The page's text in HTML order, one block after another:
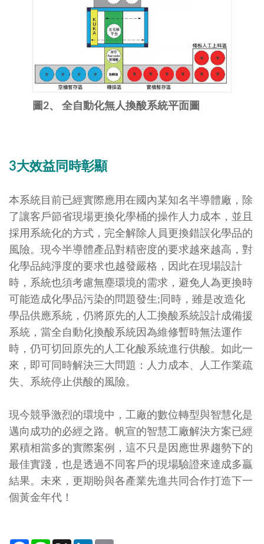
圖2、 全自動化無人換酸系統平面圖
3大效益同時彰顯
本系統目前已經實際應用在國內某知名半導體廠，除
了讓客戶節省現場更換化學桶的操作人力成本，並且
採用系統化的方式，完全解除人員更換錯誤化學品的
風險。現今半導體產品對精密度的要求越來越高，對
化學品純淨度的要求也越發嚴格，因此在現場設計
時，系統也須考慮無塵環境的需求，避免人為更換時
可能造成化學品污染的問題發生;同時，雖是改造化
學品供應系統，仍將原先的人工換酸系統設計成備援
系統，當全自動化換酸系統因為維修暫時無法運作
時，仍可切回原先的人工化酸系統進行供酸。如此一
來，即可同時解決三大問題：人力成本、人工作業疏
失、系統停止供酸的風險。
現今競爭激烈的環境中，工廠的數位轉型與智慧化是
邁向成功的必經之路。帆宣的智慧工廠解決方案已經
累積相當多的實際案例，這不只是因應世界趨勢下的
最佳實踐，也是透過不同客戶的現場驗證來達成多贏
結果。未來，更期盼與各產業先進共同合作打造下一
個黃金年代！